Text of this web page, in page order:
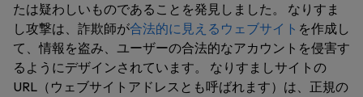
たは疑わしいものであることを発見しました。 なりすま
し攻撃は、詐欺師が合法的に見えるウェブサイト を作成し
て、情報を盗み、ユーザーの合法的なアカウントを侵害す
るようにデザインされています。 なりすましサイトの
URL（ウェブサイトアドレスとも呼ばれます）は、正規の